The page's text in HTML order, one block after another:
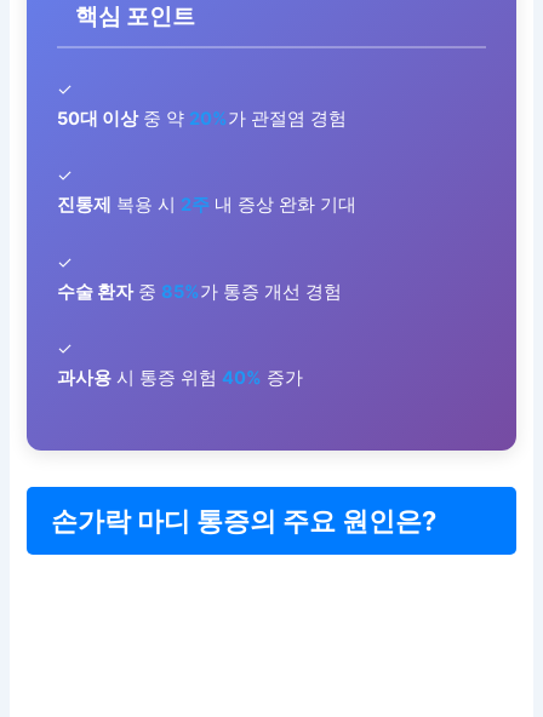
핵심 포인트
✓
50대 이상중 약 20%가 관절염 경험
✓
진통제 복용 시 2주 내 증상 완화 기대
✓
수술 환자중 85%가 통증 개선 경험
✓
과사용 시 통증 위험40% 증가
손가락 마디 통증의 주요 원인은?